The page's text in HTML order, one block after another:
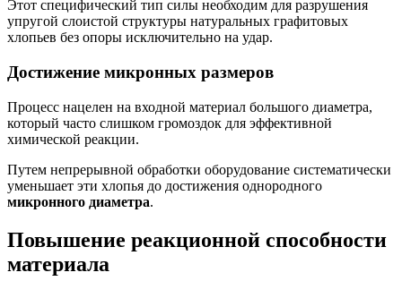
Этот специфический тип силы необходим для разрушения
упругой слоистой структуры натуральных графитовых
хлопьев без опоры исключительно на удар.
Достижение микронных размеров
Процесс нацелен на входной материал большого диаметра,
который часто слишком громоздок для эффективной
химической реакции.
Путем непрерывной обработки оборудование систематически
уменьшает эти хлопья до достижения однородного
микронного диаметра.
Повышение реакционной способности
материала